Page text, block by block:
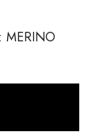
MERINO